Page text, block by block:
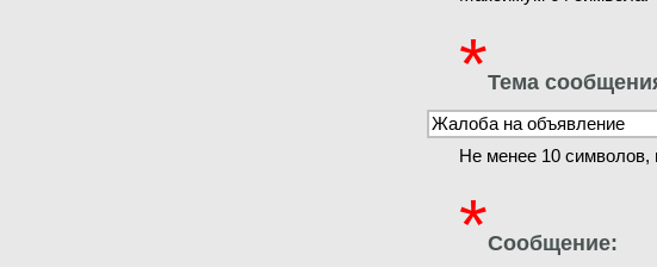
*Тема
Не менее 10
*Сообщение: